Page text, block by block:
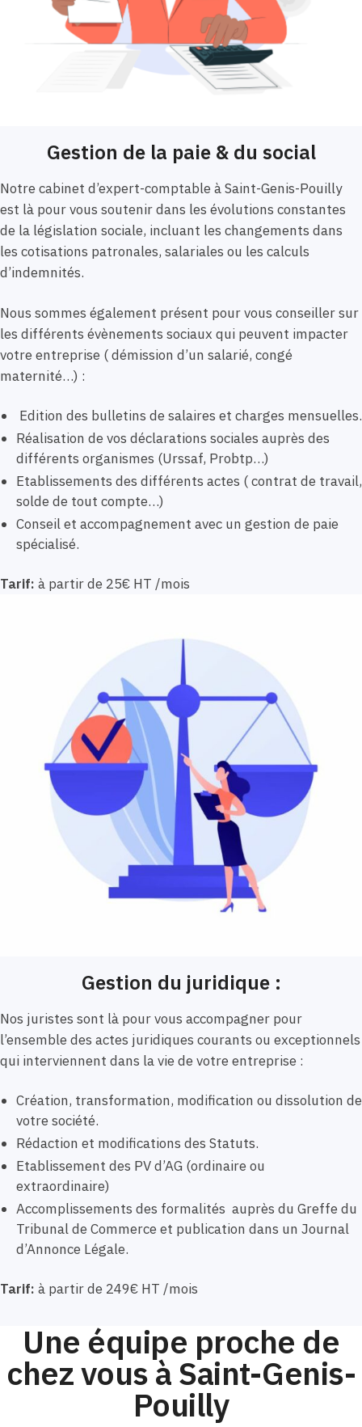
Gestion de la paie & du social
Notre cabinet d’expert-comptable à Saint-Genis-Pouilly
est là pour vous soutenir dans les évolutions constantes
de la législation sociale, incluant les changements dans
les cotisations patronales, salariales ou les calculs
d’indemnités.
Nous sommes également présent pour vous conseiller sur
les différents évènements sociaux qui peuvent impacter
votre entreprise ( démission d’un salarié, congé
maternité…) :
Edition des bulletins de salaires et charges mensuelles.
Réalisation de vos déclarations sociales auprès des
différents organismes (Urssaf, Probtp…)
Etablissements des différents actes ( contrat de travail,
solde de tout compte…)
Conseil et accompagnement avec un gestion de paie
spécialisé.
Tarif: à partir de 25€ HT /mois
Gestion du juridique :
Nos juristes sont là pour vous accompagner pour
l’ensemble des actes juridiques courants ou exceptionnels
qui interviennent dans la vie de votre entreprise :
Création, transformation, modification ou dissolution de
votre société.
Rédaction et modifications des Statuts.
Etablissement des PV d’AG (ordinaire ou
extraordinaire)
Accomplissements des formalités auprès du Greffe du
Tribunal de Commerce et publication dans un Journal
d’Annonce Légale.
Tarif: à partir de 249€ HT /mois
Une équipe proche de
chez vous à Saint-Genis-
Pouilly